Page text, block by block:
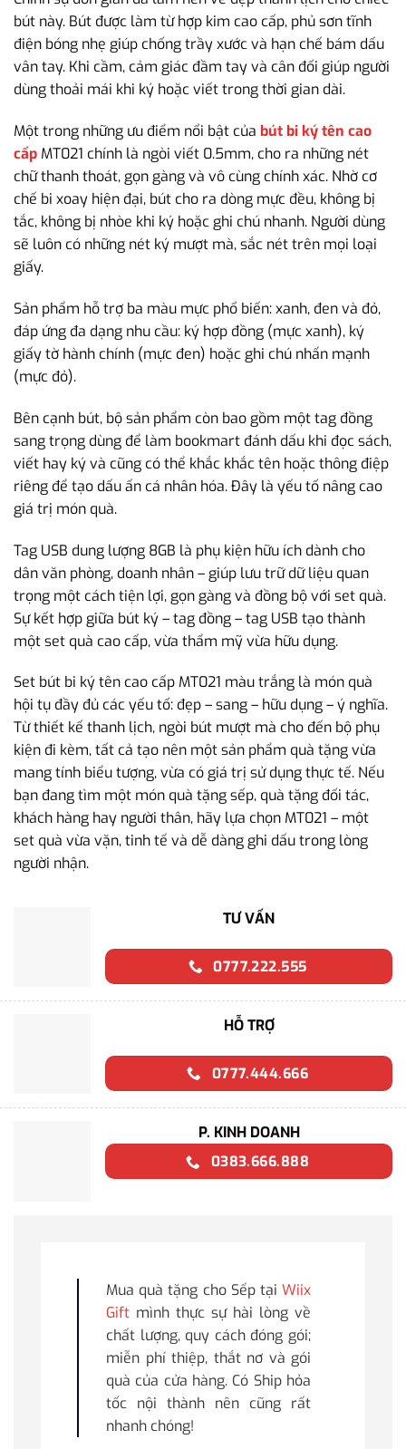
bút này. Bút được làm từ hợp kim cao cấp, phủ sơn tĩnh
điện bóng nhẹ giúp chống trầy xước và hạn chế bám dấu
vân tay. Khi cầm, cảm giác đầm tay và cân đối giúp người
dùng thoải mái khi ký hoặc viết trong thời gian dài.
Một trong những ưu điểm nổi bật của bút bi ký tên cao
cấp MT021 chính là ngòi viết 0.5mm, cho ra những nét
chữ thanh thoát, gọn gàng và vô cùng chính xác. Nhờ cơ
chế bi xoay hiện đại, bút cho ra dòng mực đều, không bị
tắc, không bị nhòe khi ký hoặc ghi chú nhanh. Người dùng
sẽ luôn có những nét ký mượt mà, sắc nét trên mọi loại
giấy.
Sản phẩm hỗ trợ ba màu mực phổ biến: xanh, đen và đỏ,
đáp ứng đa dạng nhu cầu: ký hợp đồng (mực xanh), ký
giấy tờ hành chính (mực đen) hoặc ghi chú nhấn mạnh
(mực đỏ).
Bên cạnh bút, bộ sản phẩm còn bao gồm một tag đồng
sang trọng dùng để làm bookmart đánh dấu khi đọc sách,
viết hay ký và cũng có thể khắc khắc tên hoặc thông điệp
riêng để tạo dấu ấn cá nhân hóa. Đây là yếu tố nâng cao
giá trị món quà.
Tag USB dung lượng 8GB là phụ kiện hữu ích dành cho
dân văn phòng, doanh nhân – giúp lưu trữ dữ liệu quan
trọng một cách tiện lợi, gọn gàng và đồng bộ với set quà.
Sự kết hợp giữa bút ký – tag đồng – tag USB tạo thành
một set quà cao cấp, vừa thẩm mỹ vừa hữu dụng.
Set bút bi ký tên cao cấp MT021 màu trắng là món quà
hội tụ đầy đủ các yếu tố: đẹp – sang – hữu dụng – ý nghĩa.
Từ thiết kế thanh lịch, ngòi bút mượt mà cho đến bộ phụ
kiện đi kèm, tất cả tạo nên một sản phẩm quà tặng vừa
mang tính biểu tượng, vừa có giá trị sử dụng thực tế. Nếu
bạn đang tìm một món quà tặng sếp, quà tặng đối tác,
khách hàng hay người thân, hãy lựa chọn MT021 – một
set quà vừa vặn, tinh tế và dễ dàng ghi dấu trong lòng
người nhận.
TƯ VẤN
0777.222.555
HỖ TRỢ
0777.444.666
P. KINH DOANH
0383.666.888
Mua quà tặng cho Sếp tại Wiix
Gift mình thực sự hài lòng về
chất lượng, quy cách đóng gói;
miễn phí thiệp, thắt nơ và gói
quà của cửa hàng. Có Ship hỏa
tốc nội thành nên cũng rất
nhanh chóng!